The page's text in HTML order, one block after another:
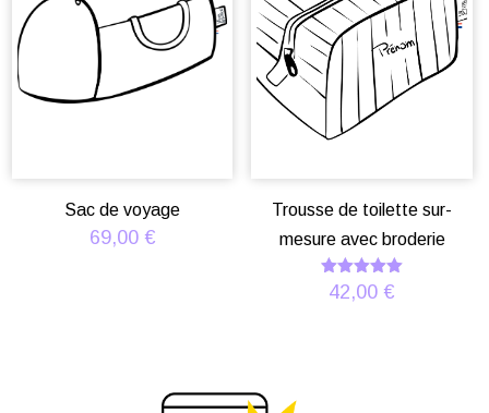
Sac de voyage
69,00 €
Trousse de toilette sur-
mesure avec broderie
Note
5.00
42,00 €